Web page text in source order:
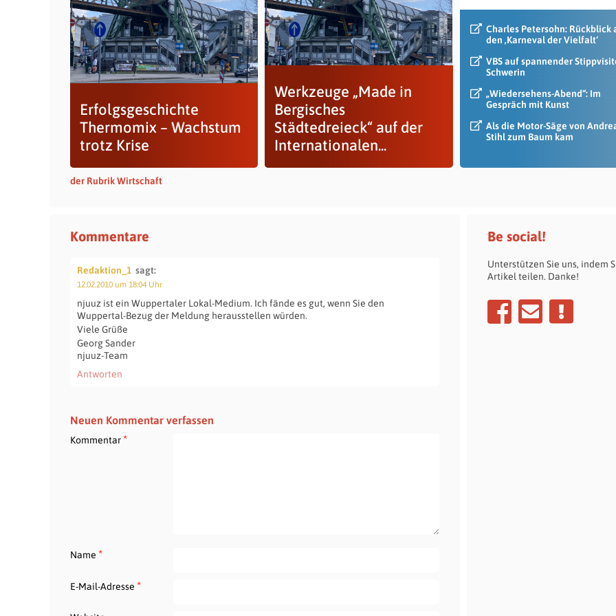
Erfolgsgeschichte
Thermomix ­– Wachstum
trotz Krise
Werkzeuge „Made in
Bergisches
Städtedreieck“ auf der
Internationalen...
Charles Petersohn: Rückblick
den ‚Karneval der Vielfalt‘
VBS auf spannender
Schwerin
„Wiedersehens-Abend“: Im
Gespräch mit Kunst
Als die Motor-Säge von
Stihl zum Baum kam
der Rubrik Wirtschaft
Kommentare
Redaktion_1 sagt:
12.02.2010 um 18:04 Uhr
njuuz ist ein Wuppertaler Lokal-Medium. Ich fände es gut, wenn Sie den
Wuppertal-Bezug der Meldung herausstellen würden.
Viele Grüße
Georg Sander
njuuz-Team
Antworten
Neuen Kommentar verfassen
Kommentar*
Name *
E-Mail-Adresse *
Be social!
Unterstützen Sie uns, indem
Artikel teilen. Danke!